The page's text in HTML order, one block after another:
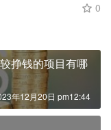
0
挣钱的项目有哪
年12月20日 pm12:44